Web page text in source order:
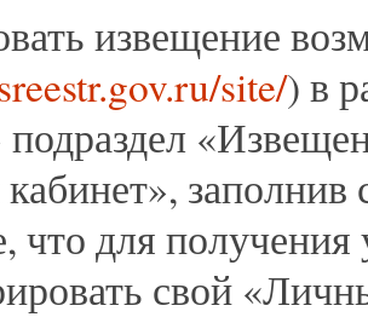
извещение
site/) в
что для получения
свой